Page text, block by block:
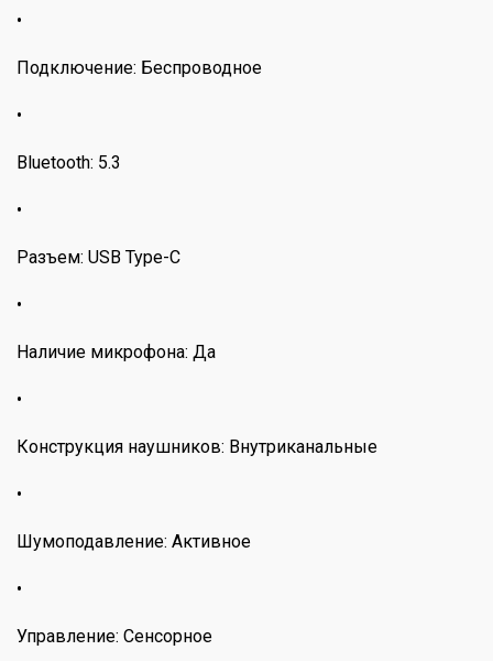
•
Подключение: Беспроводное
•
Bluetooth: 5.3
•
Разъем: USB Type-C
•
Наличие микрофона: Да
•
Конструкция наушников: Внутриканальные
•
Шумоподавление: Активное
•
Управление: Сенсорное